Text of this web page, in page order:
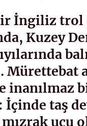
İngiliz
Kuzey
Mürettebat
inanılmaz
İçinde taş
ucu